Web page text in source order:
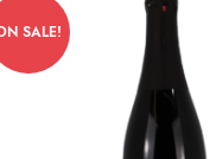
SALE!